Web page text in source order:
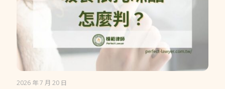
2026 年 7 月 20 日